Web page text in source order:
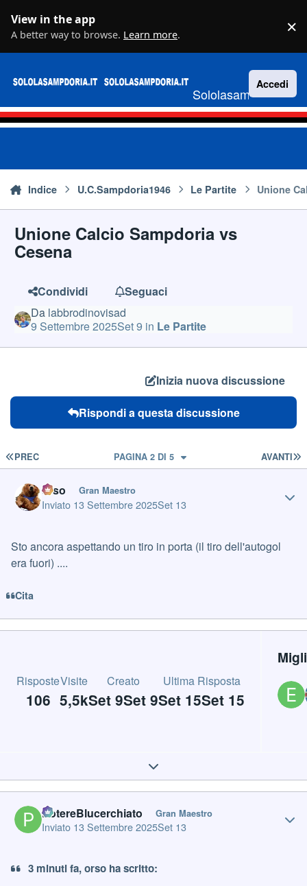
View in the app
A better way to browse. Learn more. ×
Sololasampdoria.it
Accedi
Indice U.C.Sampdoria1946 Le Partite Unione
Unione Calcio Sampdoria vs
Cesena
Condividi
Seguaci
Da labbrodinovisad
9 Settembre 2025Set 9 in Le Partite
Inizia nuova discussione
Rispondi a questa discussione
PRIMA PAGINA
PREC AVANTI
PAGINA 2 DI 5
orso Gran Maestro
Inviato 13 Settembre 2025Set 13
Sto ancora aspettando un tiro in porta (il tiro dell'autogol
era fuori) ....
Cita
Risposte
106
Visite
5,5k
Creato
Set 9Set 9
Ultima Risposta
Set 15Set 15
Expand topic overview
PotereBlucerchiato Gran Maestro
Inviato 13 Settembre 2025Set 13
3 minuti fa, orso ha scritto: